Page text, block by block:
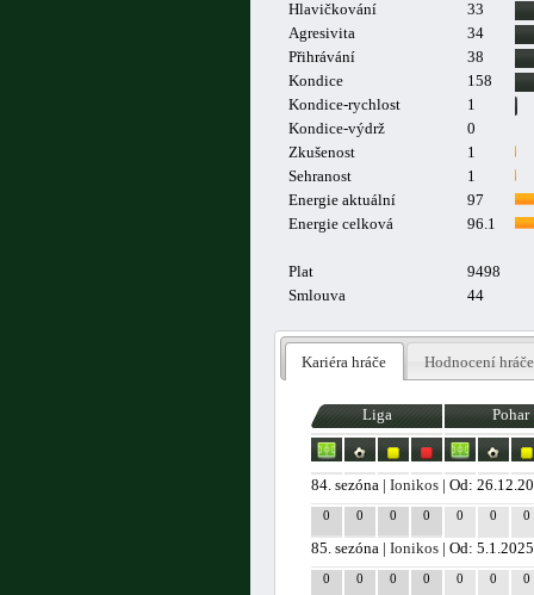
Hlavičkování
33
Agresivita
34
Přihrávání
38
Kondice
158
Kondice-rychlost
1
Kondice-výdrž
0
Zkušenost
1
Sehranost
1
Energie aktuální
97
Energie celková
96.1
Plat
9498
Smlouva
44
Kariéra hráče Hodnocení hráče
Liga Pohar
84. sezóna |Ionikos | Od:
0 0 0 0 0 0 0
85. sezóna |Ionikos | Od: 5.1.2025
0 0 0 0 0 0 0